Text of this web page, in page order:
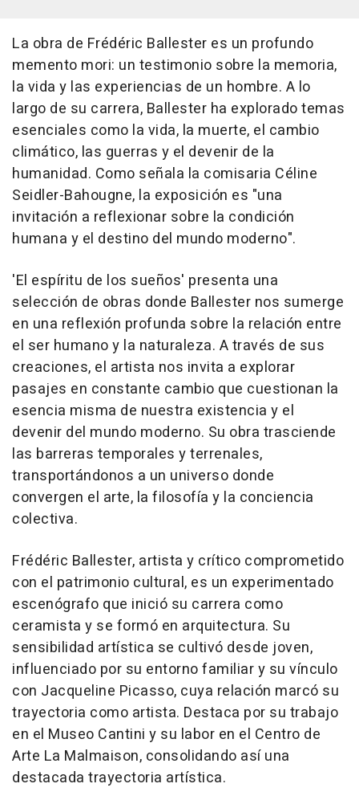
La obra de Frédéric Ballester es un profundo
memento mori: un testimonio sobre la memoria,
la vida y las experiencias de un hombre. A lo
largo de su carrera, Ballester ha explorado temas
esenciales como la vida, la muerte, el cambio
climático, las guerras y el devenir de la
humanidad. Como señala la comisaria Céline
Seidler-Bahougne, la exposición es "una
invitación a reflexionar sobre la condición
humana y el destino del mundo moderno".
'El espíritu de los sueños' presenta una
selección de obras donde Ballester nos sumerge
en una reflexión profunda sobre la relación entre
el ser humano y la naturaleza. A través de sus
creaciones, el artista nos invita a explorar
pasajes en constante cambio que cuestionan la
esencia misma de nuestra existencia y el
devenir del mundo moderno. Su obra trasciende
las barreras temporales y terrenales,
transportándonos a un universo donde
convergen el arte, la filosofía y la conciencia
colectiva.
Frédéric Ballester, artista y crítico comprometido
con el patrimonio cultural, es un experimentado
escenógrafo que inició su carrera como
ceramista y se formó en arquitectura. Su
sensibilidad artística se cultivó desde joven,
influenciado por su entorno familiar y su vínculo
con Jacqueline Picasso, cuya relación marcó su
trayectoria como artista. Destaca por su trabajo
en el Museo Cantini y su labor en el Centro de
Arte La Malmaison, consolidando así una
destacada trayectoria artística.